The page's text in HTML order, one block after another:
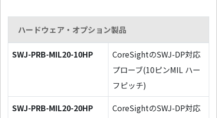
ハードウェア・オプション製品
SWJ-PRB-MIL20-10HP
CoreSightのSWJ-DP対応
プローブ(10ピンMIL ハー
フピッチ)
SWJ-PRB-MIL20-20HP
CoreSightのSWJ-DP対応